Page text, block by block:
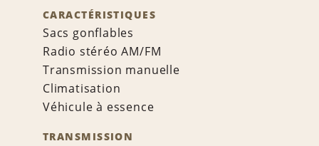
CARACTÉRISTIQUES
Sacs gonflables
Radio stéréo AM/FM
Transmission manuelle
Climatisation
Véhicule à essence
TRANSMISSION